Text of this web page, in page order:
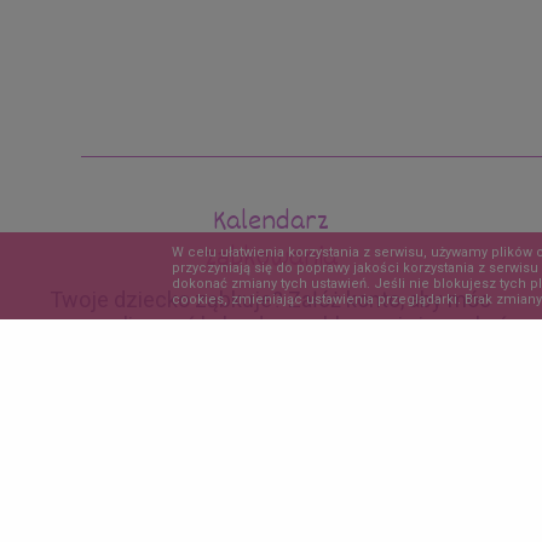
Kalendarz
ząbkowania
Twoje dziecko ząbkuje? Załóż konto, aby móc
spersonalizować kalendarz ząbkowania i uzyskać
W celu ułatwienia korzystania z serwisu, używamy
przyczyniają się do poprawy jakości korzystania z
dokonać zmiany tych ustawień. Jeśli nie blokujesz tych
cookies, zmieniając ustawienia przeglądarki. Brak